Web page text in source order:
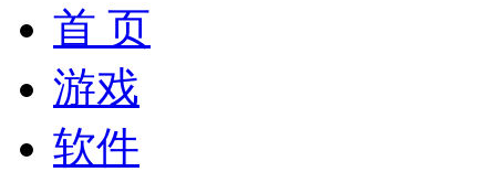
首 页
游戏
软件